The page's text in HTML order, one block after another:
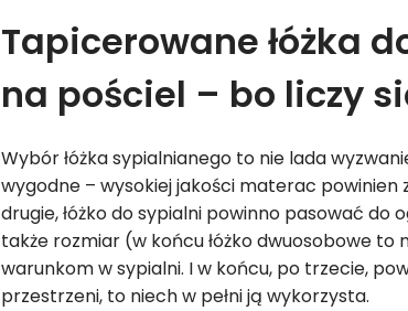
Tapicerowane łóżka
na pościel – bo liczy
Wybór łóżka sypialnianego to nie lada
wygodne – wysokiej jakości materac
drugie, łóżko dosypialni powinno pasować do
także rozmiar (w końcu łóżko dwuosobowe
warunkom w sypialni. I w końcu, po trzecie,
przestrzeni, to niech w pełni ją wykorzysta.